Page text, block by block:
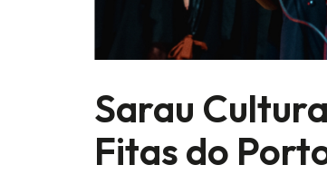
Sarau
Fitas do